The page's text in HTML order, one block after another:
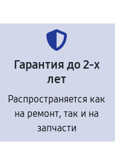
Гарантия до 2-х
лет
Распространяется как
на ремонт, так и на
запчасти